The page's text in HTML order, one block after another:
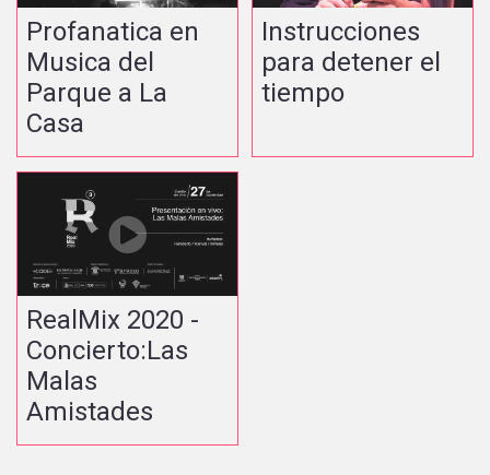
Profanatica en
Musica del
Parque a La
Casa
Instrucciones
para detener el
tiempo
RealMix 2020 -
Concierto:Las
Malas
Amistades